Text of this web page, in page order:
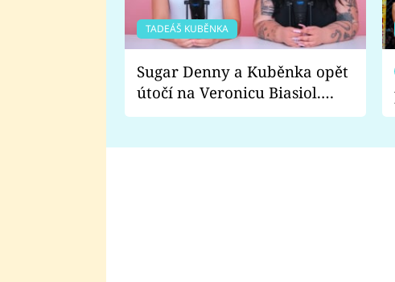
TADEÁŠ KUBĚNKA
Sugar Denny a Kuběnka opět
útočí na Veronicu Biasiol.
Proč je podle nich falešná a